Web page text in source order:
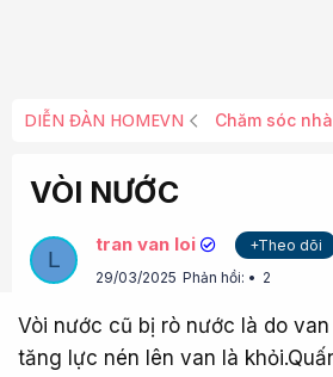
DIỄN ĐÀN HOMEVN Chăm sóc
VÒI NƯỚC
L
tran van loi
+Theo dõi
29/03/2025 Phản hồi: 2
Vòi nước cũ bị rò nước là do
tăng lực nén lên van là